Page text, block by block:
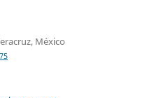
México